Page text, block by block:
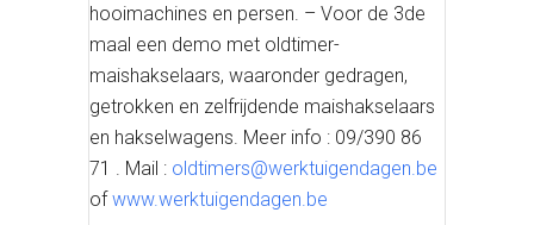
hooimachines en persen. – Voor de 3de
maal een demo met oldtimer-
maishakselaars, waaronder gedragen,
getrokken en zelfrijdende maishakselaars
en hakselwagens. Meer info : 09/390 86
71 . Mail : oldtimers@werktuigendagen.be
ofwww.werktuigendagen.be